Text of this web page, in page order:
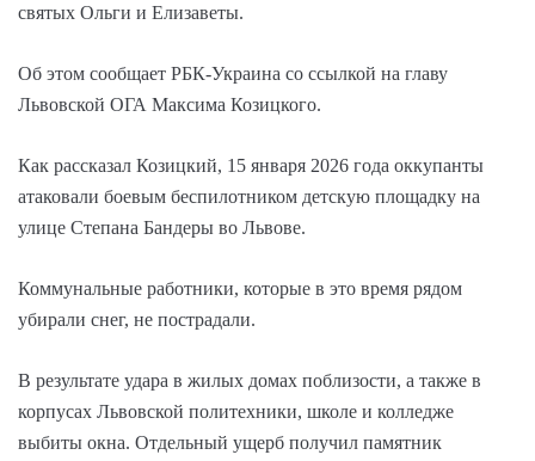
святых Ольги и Елизаветы.
Об этом сообщает РБК-Украина со ссылкой на главу
Львовской ОГА Максима Козицкого.
Как рассказал Козицкий, 15 января 2026 года оккупанты
атаковали боевым беспилотником детскую площадку на
улице Степана Бандеры во Львове.
Коммунальные работники, которые в это время рядом
убирали снег, не пострадали.
В результате удара в жилых домах поблизости, а также в
корпусах Львовской политехники, школе и колледже
выбиты окна. Отдельный ущерб получил памятник